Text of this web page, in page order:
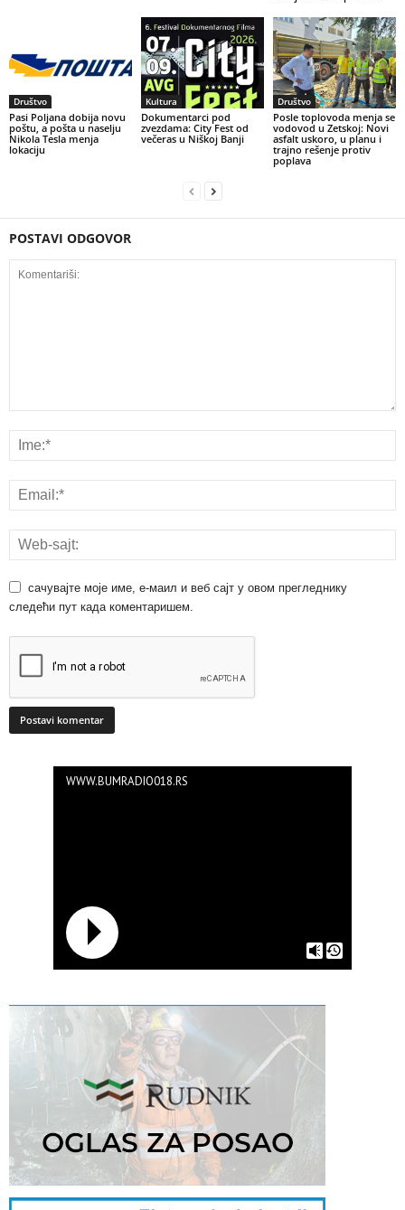
Društvo
Pasi Poljana dobija novu
poštu, a pošta u naselju
Nikola Tesla menja
lokaciju
Kultura
Dokumentarci pod
zvezdama: City Fest od
večeras u Niškoj Banji
Društvo
Posle toplovoda menja se
vodovod u Zetskoj: Novi
asfalt uskoro, u planu i
trajno rešenje protiv
poplava
POSTAVI ODGOVOR
сачувајте моје име, е-маил и веб сајт у овом прегледнику
следећи пут када коментаришем.
WWW.BUMRADIO018.RS